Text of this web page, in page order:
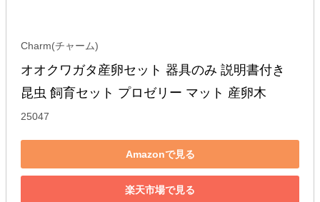
Charm(チャーム)
オオクワガタ産卵セット 器具のみ 説明書付き
昆虫 飼育セット プロゼリー マット 産卵木
25047
Amazonで見る
楽天市場で見る